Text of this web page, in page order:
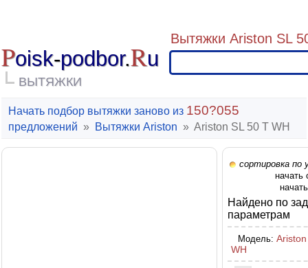
Poisk-podbor.Ru
ВЫТЯЖКИ
Вытяжки Ariston SL
Начать подбор вытяжки заново из 150?055
предложений » Вытяжки Ariston » Ariston SL 50 T WH
сортировка по
начать
Найдено по
параметрам
Модель:
WH